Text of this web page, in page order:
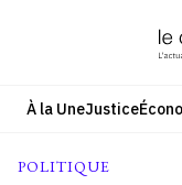
À la UneJustice
POLITIQUE